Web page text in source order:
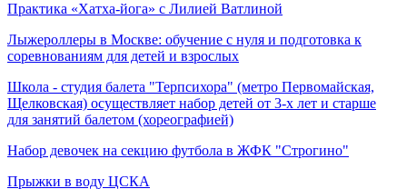
Практика «Хатха-йога» с Лилией Ватлиной
Лыжероллеры в Москве: обучение с нуля и подготовка к
соревнованиям для детей и взрослых
Школа - студия балета "Терпсихора" (метро Первомайская,
Щелковская) осуществляет набор детей от 3-х лет и старше
для занятий балетом (хореографией)
Набор девочек на секцию футбола в ЖФК "Строгино"
Прыжки в воду ЦСКА